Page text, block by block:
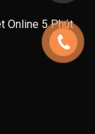
Online 5 Phút